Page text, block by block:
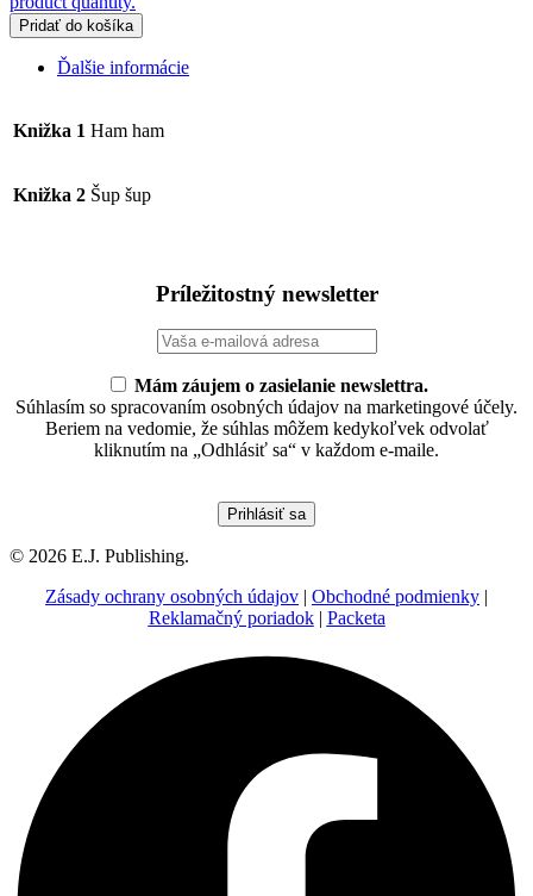
Pridať do košíka
Ďalšie informácie
Knižka 1 Ham ham
Knižka 2 Šup šup
Príležitostný newsletter
Mám záujem o zasielanie newslettra.
Súhlasím so spracovaním osobných údajov na marketingové účely.
Beriem na vedomie, že súhlas môžem kedykoľvek odvolať
kliknutím na „Odhlásiť sa“ v každom e-maile.
© 2026 E.J. Publishing.
Zásady ochrany osobných údajov | Obchodné podmienky |
Reklamačný poriadok| Packeta